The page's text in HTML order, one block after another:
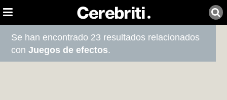
Se han encontrado 23 resultados relacionados
conJuegos de efectos.